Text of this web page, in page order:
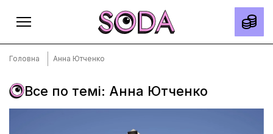
Головна
Головна Анна Ютченко
Все по темі: Анна Ютченко